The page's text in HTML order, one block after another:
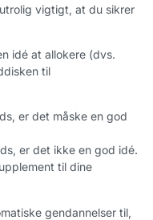
vigtigt, at du sikrer
idé at allokere (dvs.
til
er det måske en god
er det ikke en god idé.
til dine
gendannelser til,